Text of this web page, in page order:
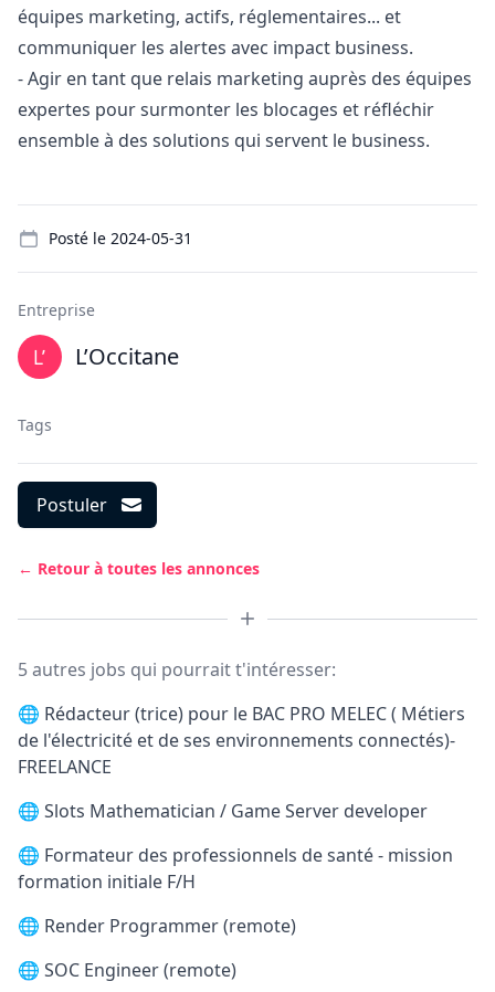
équipes marketing, actifs, réglementaires... et
communiquer les alertes avec impact business.
- Agir en tant que relais marketing auprès des équipes
expertes pour surmonter les blocages et réfléchir
ensemble à des solutions qui servent le business.
Posté le 2024-05-31
Entreprise
L’Occitane
Tags
Postuler
← Retour à toutes les annonces
5 autres jobs qui pourrait t'intéresser:
🌐 Rédacteur (trice) pour le BAC PRO MELEC ( Métiers
de l'électricité et de ses environnements connectés)-
FREELANCE
🌐 Slots Mathematician / Game Server developer
🌐 Formateur des professionnels de santé - mission
formation initiale F/H
🌐 Render Programmer (remote)
🌐 SOC Engineer (remote)